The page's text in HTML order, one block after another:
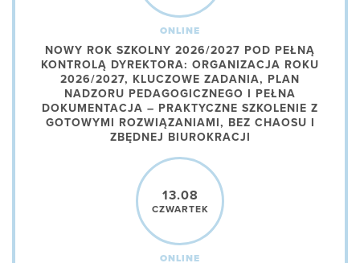
ONLINE
NOWY ROK SZKOLNY 2026/2027 POD PEŁNĄ
KONTROLĄ DYREKTORA: ORGANIZACJA ROKU
2026/2027, KLUCZOWE ZADANIA, PLAN
NADZORU PEDAGOGICZNEGO I PEŁNA
DOKUMENTACJA – PRAKTYCZNE SZKOLENIE Z
GOTOWYMI ROZWIĄZANIAMI, BEZ CHAOSU I
ZBĘDNEJ BIUROKRACJI
13.08
CZWARTEK
ONLINE